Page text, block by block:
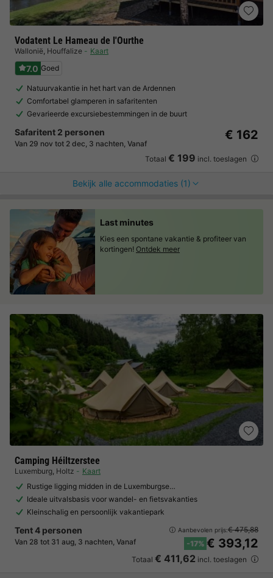
Vodatent Le Hameau de l'Ourthe
Wallonië, Houffalize Kaart
7.0 Goed
Natuurvakantie in het hart van de Ardennen
Comfortabel glamperen in safaritenten
Gevarieerde excursiebestemmingen in de buurt
Safaritent 2 personen
Van 29 nov tot 2 dec, 3 nachten, Vanaf
€ 162
Totaal € 199 incl. toeslagen
Bekijk alle accommodaties (1)
Camping Héiltzerstee
Luxemburg, Holtz
Kaart
Rustige ligging midden in de Luxemburgse…
Ideale uitvalsbasis voor wandel- en fietsvakanties
Kleinschalig en persoonlijk vakantiepark
Tent 4 personen
Van 28 tot 31 aug, 3 nachten, Vanaf
Aanbevolen prijs:€ 475,88
-17% € 393,12
Totaal € 411,62 incl. toeslagen
Last minutes
Kies een spontane vakantie & profiteer van
kortingen! Ontdek meer